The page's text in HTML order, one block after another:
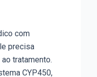
com
precisa
tratamento.
CYP450,